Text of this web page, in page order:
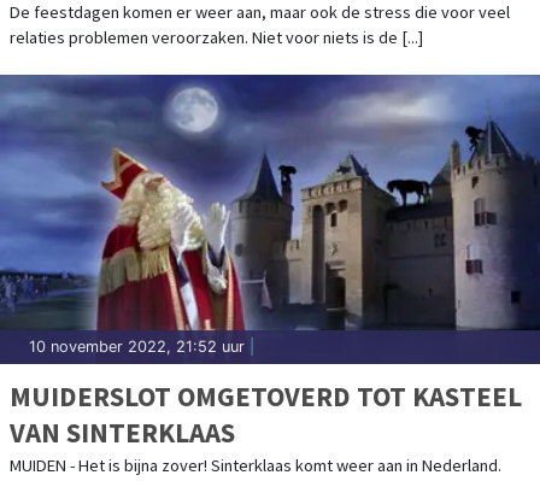
De feestdagen komen er weer aan, maar ook de stress die voor veel
relaties problemen veroorzaken. Niet voor niets is de [...]
10 november 2022, 21:52 uur
MUIDERSLOT OMGETOVERD TOT KASTEEL
VAN SINTERKLAAS
MUIDEN - Het is bijna zover! Sinterklaas komt weer aan in Nederland.